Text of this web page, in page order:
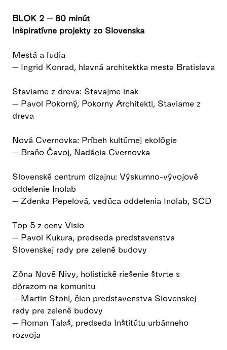
BLOK 2 — 80 minút
Inšpiratívne projekty zo Slovenska
Mestá a ľudia
— Ingrid Konrad, hlavná architektka mesta Bratislava
Staviame z dreva: Stavajme inak
— Pavol Pokorný, Pokorny Architekti, Staviame z
dreva
Nová Cvernovka: Príbeh kultúrnej ekológie
— Braňo Čavoj, Nadácia Cvernovka
Slovenské centrum dizajnu: Výskumno-vývojové
oddelenie Inolab
— Zdenka Pepelová, vedúca oddelenia Inolab, SCD
Top 5 z ceny Visio
— Pavol Kukura, predseda predstavenstva
Slovenskej rady pre zelené budovy
Zóna Nové Nivy, holistické riešenie štvrte s
dôrazom na komunitu
— Martin Stohl, člen predstavenstva Slovenskej
rady pre zelené budovy
— Roman Talaš, predseda Inštitútu urbánneho
rozvoja